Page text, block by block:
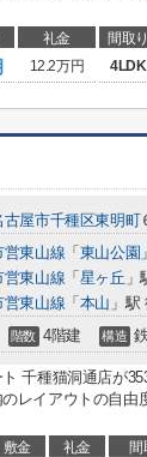
礼金 間取り
12.2万円 4LDK
古屋市千種区東明町
営東山線 「 東山公園
営東山線 「 星ヶ丘
営東山線 「 本山 」駅
階数 4階建 構造
千種猫洞通店が
レイアウトの自由
敷金 礼金 間